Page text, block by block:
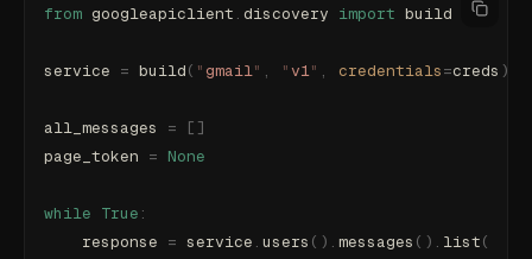
from googleapiclient . discovery import build
service = build( " gmail" , "v1" , credentials=creds )
all_messages = []
page_token = None
while True :
    response
= service . users (). messages (). list(